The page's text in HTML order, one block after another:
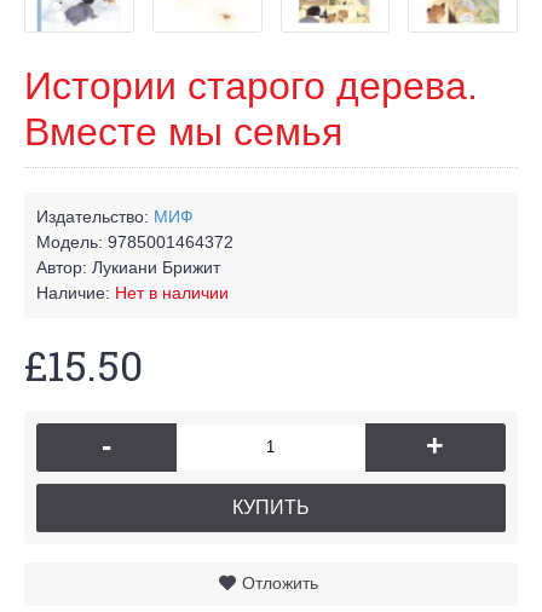
Истории старого дерева.
Вместе мы семья
Издательство: МИФ
Модель: 9785001464372
Автор: Лукиани Брижит
Наличие: Нет в наличии
£15.50
- +
КУПИТЬ
Отложить